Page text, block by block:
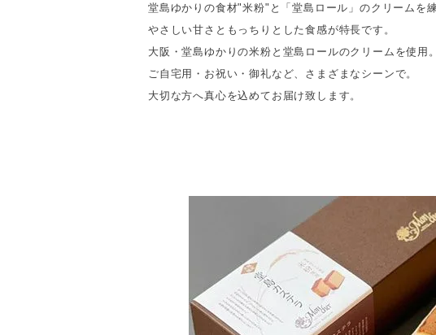
堂島ゆかりの食材"米粉"と「堂島ロール」のクリームを
やさしい甘さともっちりとした食感が特長です。
大阪・堂島ゆかりの米粉と堂島ロールのクリームを使用。
ご自宅用・お祝い・御礼など、さまざまなシーンで。
大切な方へ真心を込めてお届け致します。